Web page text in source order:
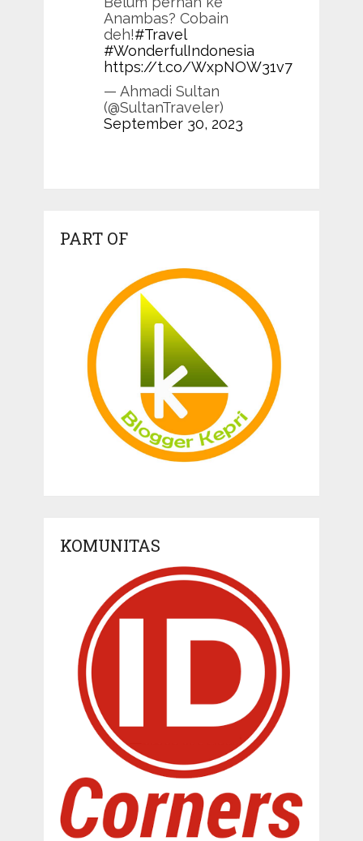
Anambas? Cobain
deh!#Travel
#WonderfulIndonesia
https://t.co/WxpNOW31v7
— Ahmadi Sultan
(@SultanTraveler)
September 30, 2023
PART OF
KOMUNITAS